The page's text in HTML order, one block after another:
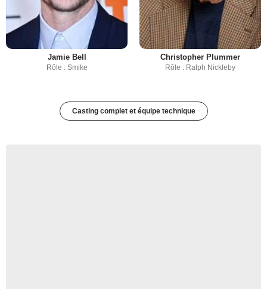
Jamie Bell
Rôle : Smike
Christopher Plummer
Rôle : Ralph Nickleby
Casting complet et équipe technique